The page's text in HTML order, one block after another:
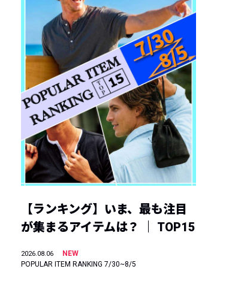
【ランキング】いま、最も注目
が集まるアイテムは？ ｜ TOP15
2026.08.06
NEW
POPULAR ITEM RANKING 7/30~8/5